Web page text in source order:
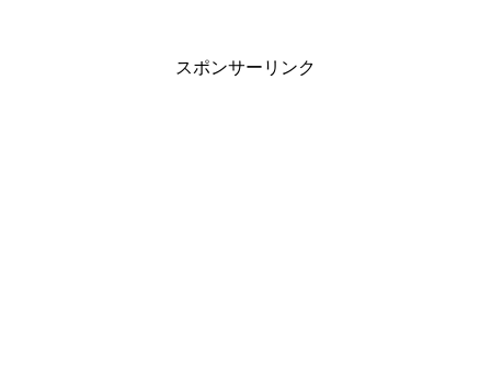
スポンサーリンク